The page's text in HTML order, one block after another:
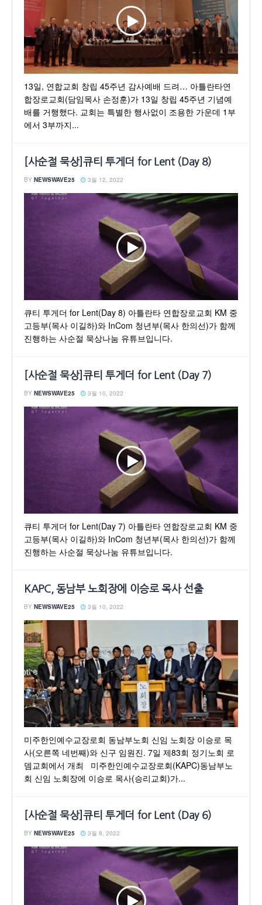
13일, 연합교회 창립 45주년 감사예배 드려… 아틀란타연
합장로교회(담임목사 손정훈)가 13일 창립 45주년 기념예
배를 거행했다. 교회는 특별한 행사없이 조용한 가운데 1부
에서 3부까지...
[사순절 묵상]큐티 투게더 for Lent (Day 8)
BY NEWSWAVE25 3월 12, 2022
큐티 투게더 for Lent(Day 8) 아틀란타 연합장로교회 KM 중
고등부(목사 이길하)와 InCom 청년부(목사 한의선)가 함께
진행하는 사순절 묵상나눔 유튜브입니다.
[사순절 묵상]큐티 투게더 for Lent (Day 7)
BY NEWSWAVE25 3월 10, 2022
큐티 투게더 for Lent(Day 7) 아틀란타 연합장로교회 KM 중
고등부(목사 이길하)와 InCom 청년부(목사 한의선)가 함께
진행하는 사순절 묵상나눔 유튜브입니다.
KAPC, 동남부 노회장에 이승로 목사 선출
BY NEWSWAVE25 3월 10, 2022
미주한인예수교장로회 동남부노회 신임 노회장 이승로 목
사(오른쪽 네번째)와 신구 임원진. 7일 제83회 정기노회 로
뎀교회에서 개최 미주한인예수교장로회(KAPC)동남부노
회 신임 노회장에 이승로 목사(승리교회)가...
[사순절 묵상]큐티 투게더 for Lent (Day 6)
BY NEWSWAVE25 3월 8, 2022